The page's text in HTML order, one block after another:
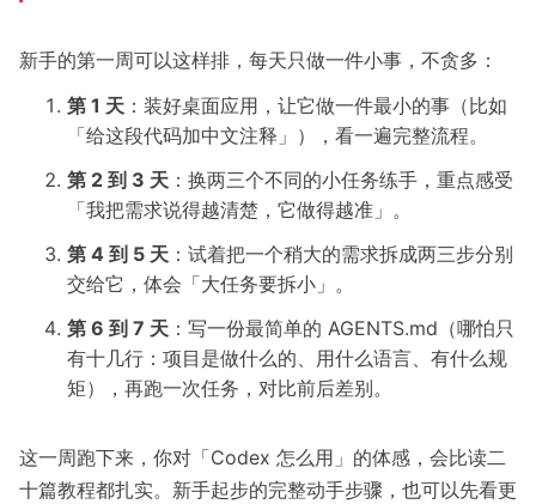
新手的第一周可以这样排，每天只做一件小事，不贪多：
第 1 天 ：装好桌面应用，让它做一件最小的事（比如
「给这段代码加中文注释」），看一遍完整流程。
第 2 到 3 天 ：换两三个不同的小任务练手，重点感受
「我把需求说得越清楚，它做得越准」。
第 4 到 5 天 ：试着把一个稍大的需求拆成两三步分别
交给它，体会「大任务要拆小」。
第 6 到 7 天 ：写一份最简单的 AGENTS.md（哪怕只
有十几行：项目是做什么的、用什么语言、有什么规
矩），再跑一次任务，对比前后差别。
这一周跑下来，你对「Codex 怎么用」的体感，会比读二
十篇教程都扎实。新手起步的完整动手步骤，也可以先看更